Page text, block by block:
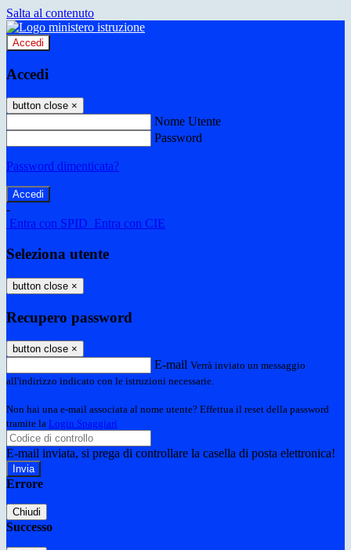
Salta al contenuto
Accedi
Accedi
button close ×
Nome Utente
Password
Password dimenticata?
-
Entra con SPID Entra con CIE
Seleziona utente
button close ×
Recupero password
button close ×
E-mail Verrà inviato un messaggio
all'indirizzo indicato con le istruzioni necessarie.
Non hai una e-mail associata al nome utente? Effettua il reset della password
tramite la Login Spaggiari
E-mail inviata, si prega di controllare la casella di posta elettronica!
Errore
Chiudi
Successo